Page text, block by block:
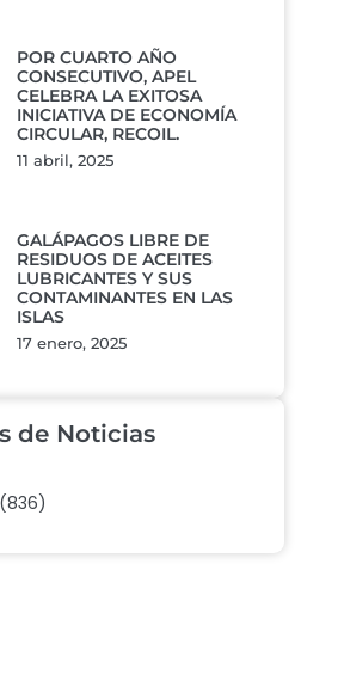
POR CUARTO AÑO
CONSECUTIVO, APEL
CELEBRA LA EXITOSA
INICIATIVA DE ECONOMÍA
CIRCULAR, RECOIL.
11 abril, 2025
GALÁPAGOS LIBRE DE
RESIDUOS DE ACEITES
LUBRICANTES Y SUS
CONTAMINANTES EN LAS
ISLAS
17 enero, 2025
de Noticias
(836)